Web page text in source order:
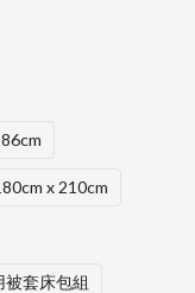
x 210cm
被套床包組